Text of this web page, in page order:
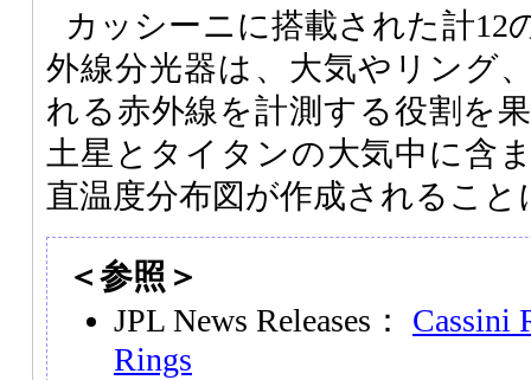
カッシーニに搭載された計12
外線分光器は、大気やリング
れる赤外線を計測する役割を
土星とタイタンの大気中に含
直温度分布図が作成されるこ
＜参照＞
JPL News Releases： Cassini
Rings